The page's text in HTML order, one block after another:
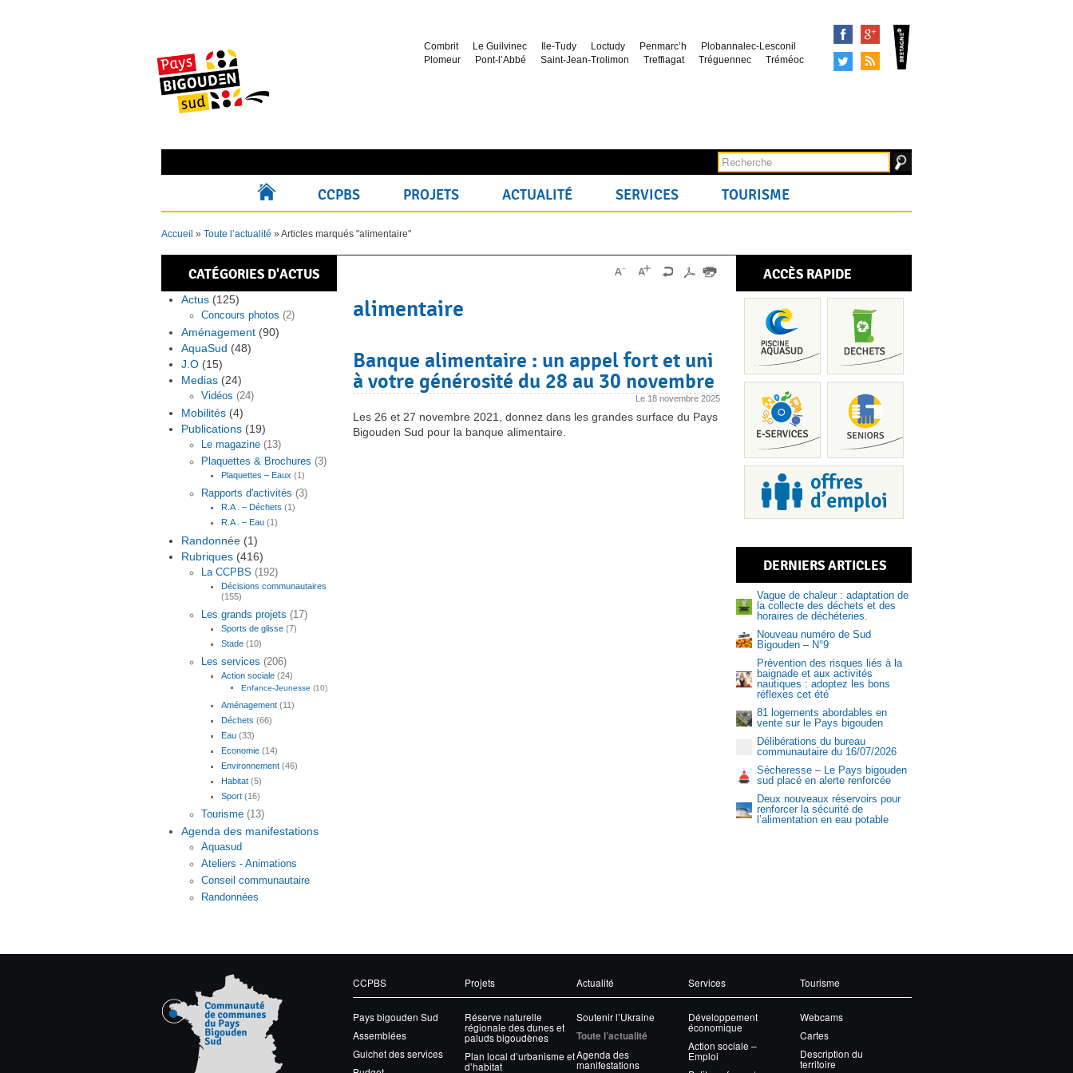
Combrit Le Guilvinec Ile-Tudy Loctudy Penmarc’h
Plobannalec-Lesconil
Plomeur
Pont-l’Abbé Saint-Jean-Trolimon Treffiagat Tréguennec Tréméoc
FacebookGoogle+
TweeterSyndication
CCPBS PROJETS ACTUALITÉ SERVICES TOURISME
Accueil » Toute l’actualité » Articles marqués "alimentaire"
CATÉGORIES D'ACTUS
Actus (125)
Concours photos (2)
Aménagement (90)
AquaSud (48)
J.O (15)
Medias (24)
Vidéos (24)
Mobilités (4)
Publications (19)
Le magazine (13)
Plaquettes & Brochures (3)
Plaquettes – Eaux (1)
Rapports d'activités (3)
R.A . – Déchets (1)
R.A . – Eau (1)
Randonnée (1)
Rubriques (416)
La CCPBS (192)
Décisions communautaires
(155)
Les grands projets (17)
Sports de glisse (7)
Stade (10)
Les services (206)
Action sociale (24)
Enfance-Jeunesse (10)
Aménagement (11)
Déchets (66)
Eau (33)
Economie (14)
Environnement (46)
Habitat (5)
Sport (16)
Tourisme (13)
Agenda des manifestations
Aquasud
Ateliers - Animations
Conseil communautaire
Randonnées
alimentaire
Banque alimentaire : un appel fort et uni
à votre générosité du 28 au 30 novembre
Le 18 novembre 2025
Les 26 et 27 novembre 2021, donnez dans les grandes surface du Pays
Bigouden Sud pour la banque alimentaire.
ACCÈS RAPIDE
et offres d’emploi
DERNIERS ARTICLES
Vague de chaleur : adaptation de
la collecte des déchets et des
horaires de déchéteries.
Nouveau numéro de Sud
Bigouden – N°9
Prévention des risques liés à la
baignade et aux activités
nautiques : adoptez les bons
réflexes cet été
81 logements abordables en
vente sur le Pays bigouden
Délibérations du bureau
communautaire du 16/07/2026
Sécheresse – Le Pays bigouden
sud placé en alerte renforcée
Deux nouveaux réservoirs pour
renforcer la sécurité de
l’alimentation en eau potable
CCPBS
Pays bigouden Sud
Assemblées
Guichet des services
Projets
Réserve naturelle
régionale des dunes et
paluds bigoudènes
Plan local d’urbanisme et
d’habitat
Actualité
Soutenir l’Ukraine
Toute l’actualité
Agenda des
manifestations
Services
Développement
économique
Action sociale –
Emploi
Tourisme
Webcams
Cartes
Description du
territoire